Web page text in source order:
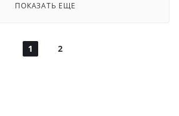
ПОКАЗАТЬ ЕЩЕ
1 2